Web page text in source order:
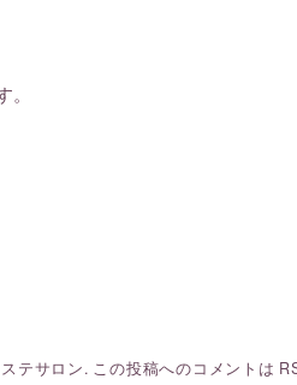
テサロン. この投稿へのコメントは